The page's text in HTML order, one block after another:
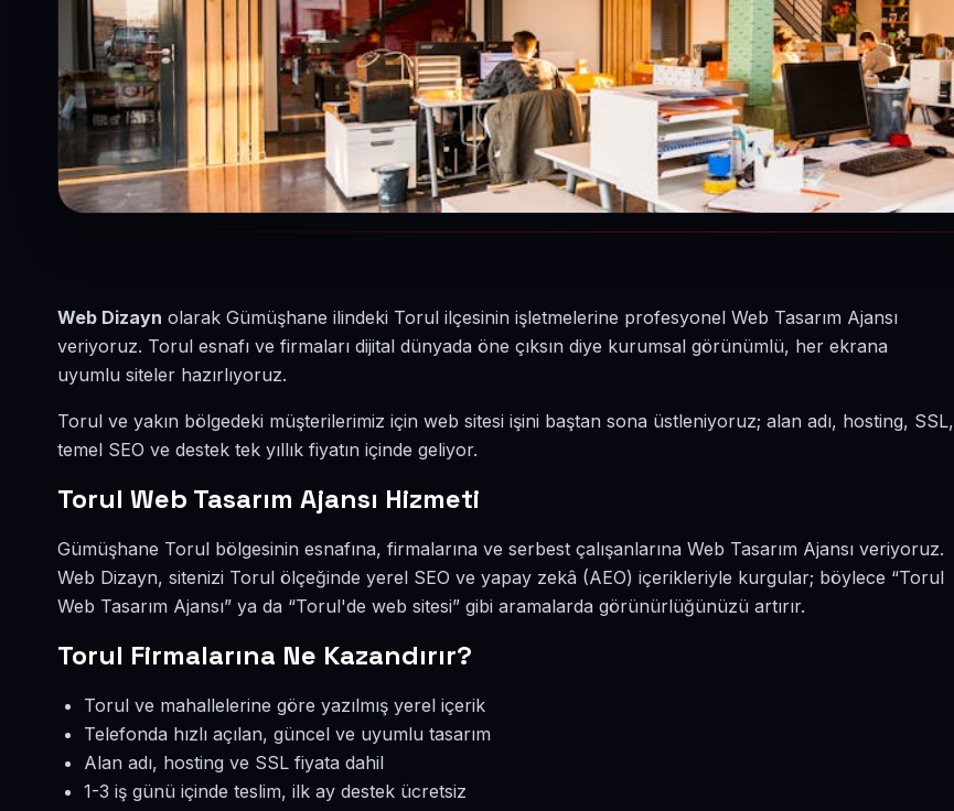
Web Dizayn olarak Gümüşhane ilindeki Torul ilçesinin işletmelerine profesyonel Web Tasarım Ajansı
veriyoruz. Torul esnafı ve firmaları dijital dünyada öne çıksın diye kurumsal görünümlü, her ekrana
uyumlu siteler hazırlıyoruz.
Torul ve yakın bölgedeki müşterilerimiz için web sitesi işini baştan sona üstleniyoruz; alan adı, hosting, SSL,
temel SEO ve destek tek yıllık fiyatın içinde geliyor.
Torul Web Tasarım Ajansı Hizmeti
Gümüşhane Torul bölgesinin esnafına, firmalarına ve serbest çalışanlarına Web Tasarım Ajansı veriyoruz.
Web Dizayn, sitenizi Torul ölçeğinde yerel SEO ve yapay zekâ (AEO) içerikleriyle kurgular; böylece “Torul
Web Tasarım Ajansı” ya da “Torul'de web sitesi” gibi aramalarda görünürlüğünüzü artırır.
Torul Firmalarına Ne Kazandırır?
Torul ve mahallelerine göre yazılmış yerel içerik
Telefonda hızlı açılan, güncel ve uyumlu tasarım
Alan adı, hosting ve SSL fiyata dahil
1-3 iş günü içinde teslim, ilk ay destek ücretsiz